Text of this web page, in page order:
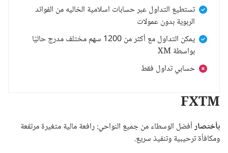
تستطيع التداول عبر حسابات اسلامية الخاليه من الفوائد
الربوية بدون عمولات
يمكن التداول مع أكثر من 1200 سهم مختلف مدرج حاليًا
بواسطة XM
حسابي تداول فقط
FXTM
بأختصارأفضل الوسطاء من جميع النواحي: رافعة مالية متغيرة مرتفعة
ومكافأة ترحيبية وتنفيذ سريع.